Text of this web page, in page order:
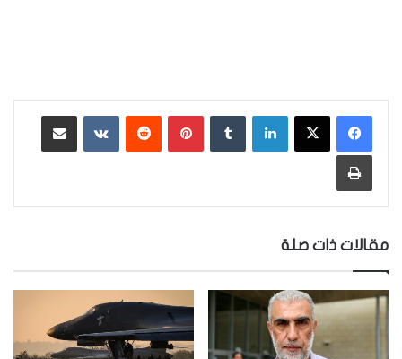
لينكدإن بينتيريست ‏VKontakte
طباعة
مقالات ذات صلة